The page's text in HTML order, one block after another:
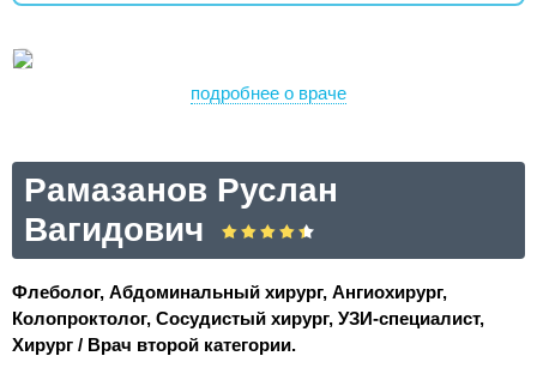
подробнее о враче
Рамазанов Руслан
Вагидович
Флеболог, Абдоминальный хирург, Ангиохирург,
Колопроктолог, Сосудистый хирург, УЗИ-специалист,
Хирург / Врач второй категории.